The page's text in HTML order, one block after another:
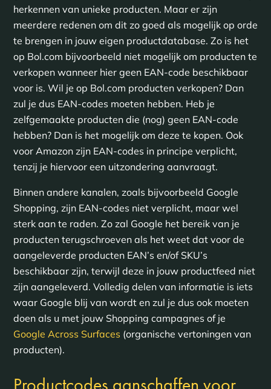
herkennen van unieke producten. Maar er zijn
meerdere redenen om dit zo goed als mogelijk op orde
te brengen in jouw eigen productdatabase. Zo is het
op Bol.com bijvoorbeeld niet mogelijk om producten te
verkopen wanneer hier geen EAN-code beschikbaar
voor is. Wil je op Bol.com producten verkopen? Dan
zul je dus EAN-codes moeten hebben. Heb je
zelfgemaakte producten die (nog) geen EAN-code
hebben? Dan is het mogelijk om deze te kopen. Ook
voor Amazon zijn EAN-codes in principe verplicht,
tenzij je hiervoor een uitzondering aanvraagt.
Binnen andere kanalen, zoals bijvoorbeeld Google
Shopping, zijn EAN-codes niet verplicht, maar wel
sterk aan te raden. Zo zal Google het bereik van je
producten terugschroeven als het weet dat voor de
aangeleverde producten EAN’s en/of SKU’s
beschikbaar zijn, terwijl deze in jouw productfeed niet
zijn aangeleverd. Volledig delen van informatie is iets
waar Google blij van wordt en zul je dus ook moeten
doen als u met jouw Shopping campagnes of je
Google Across Surfaces (organische vertoningen van
producten).